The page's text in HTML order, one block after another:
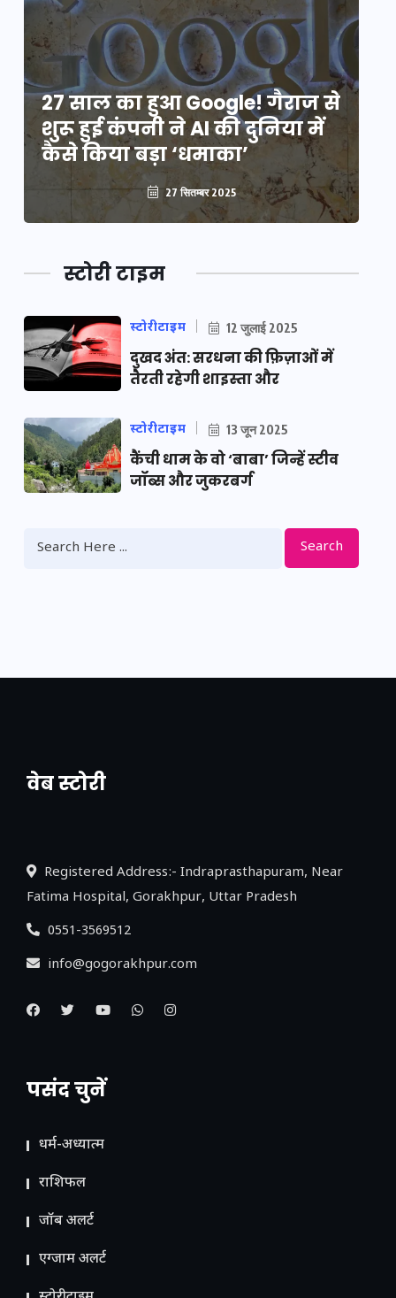
27 साल का हुआ Google! गैराज से
शुरू हुई कंपनी ने AI की दुनिया में
कैसे किया बड़ा ‘धमाका’
27 सितम्बर 2025
स्टोरी टाइम
स्टोरीटाइम 12 जुलाई 2025
दुखद अंत: सरधना की फ़िज़ाओं में
तैरती रहेगी शाइस्ता और
स्टोरीटाइम 13 जून 2025
कैंची धाम के वो ‘बाबा’ जिन्हें स्टीव
जॉब्स और जुकरबर्ग
Search
वेब स्टोरी
नया एक्सप्रेसवे: पूर्वांचल का लक, डेवलपमेंट का
Registered Address:- Indraprasthapuram, Near
Fatima Hospital, Gorakhpur, Uttar Pradesh
0551-3569512
info@gogorakhpur.com
पसंद चुनें
धर्म-अध्यात्म
राशिफल
जॉब अलर्ट
एग्जाम अलर्ट